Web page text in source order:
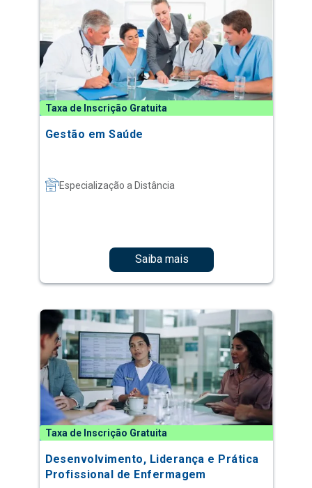
Taxa de Inscrição Gratuita
Gestão em Saúde
Especialização a Distância
Saiba mais
Taxa de Inscrição Gratuita
Desenvolvimento, Liderança e Prática
Profissional de Enfermagem